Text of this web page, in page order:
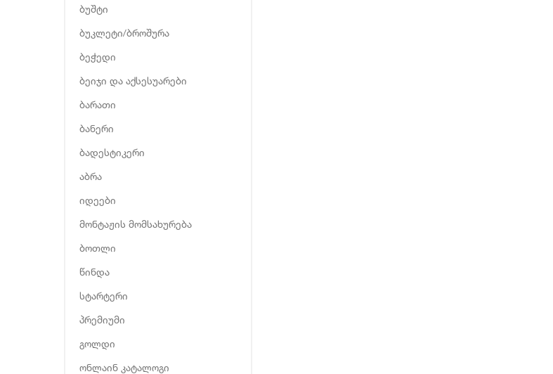
ბუშტი
ბუკლეტი/ბროშურა
ბეჭედი
ბეიჯი და აქსესუარები
ბარათი
ბანერი
ბადესტიკერი
აბრა
იდეები
მონტაჟის მომსახურება
ბოთლი
წინდა
სტარტერი
პრემიუმი
გოლდი
ონლაინ კატალოგი